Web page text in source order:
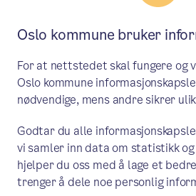
Øver på å beskytte
innbyggere
"Øvelse Hovedstad" skjer
september. Målet med
på krisesituasjoner. Du
merke at det er flere
Oslo kommune bruker
For at nettstedet skal fungere
Oslo kommune
nødvendige, mens andre sikrer
Godtar du alle
vi samler inn data om statistikk
hjelper du oss med å lage et
trenger å dele noe personlig